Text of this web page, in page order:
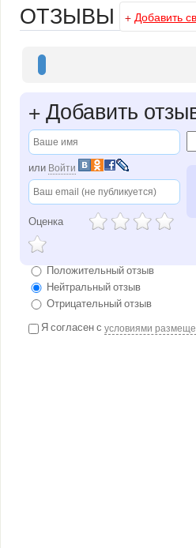
ОТЗЫВЫ + Добавить
+Добавить
или Войти
Оценка
Положительный отзыв
Нейтральный отзыв
Отрицательный отзыв
Я согласен с условиями